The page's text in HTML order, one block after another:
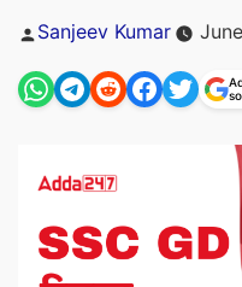
Posted
Sanjeev Kumar